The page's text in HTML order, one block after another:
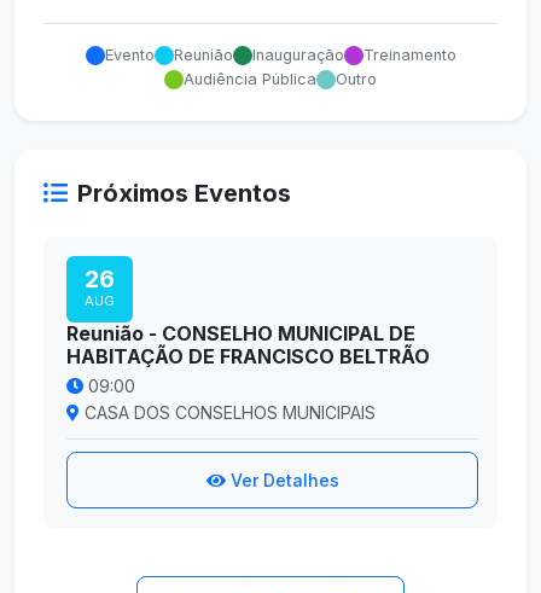
Evento Reunião Inauguração
Treinamento
Audiência Pública
Outro
Próximos Eventos
26
AUG
Reunião - CONSELHO MUNICIPAL DE
HABITAÇÃO DE FRANCISCO BELTRÃO
09:00
CASA DOS CONSELHOS MUNICIPAIS
Ver Detalhes